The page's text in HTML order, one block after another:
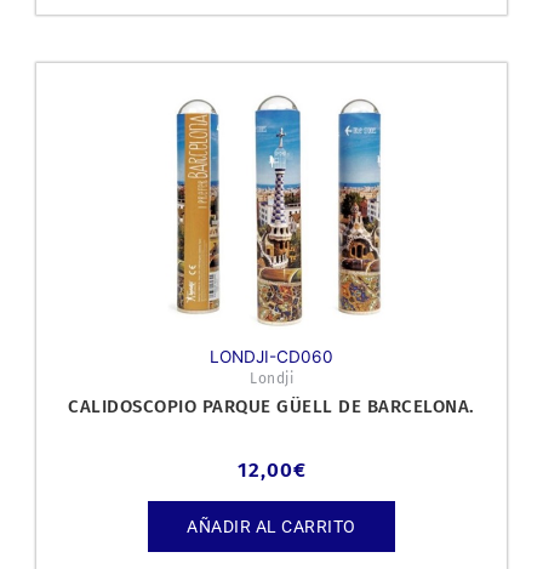
LONDJI-CD060
Londji
CALIDOSCOPIO PARQUE GÜELL DE BARCELONA.
12,00€
AÑADIR AL CARRITO